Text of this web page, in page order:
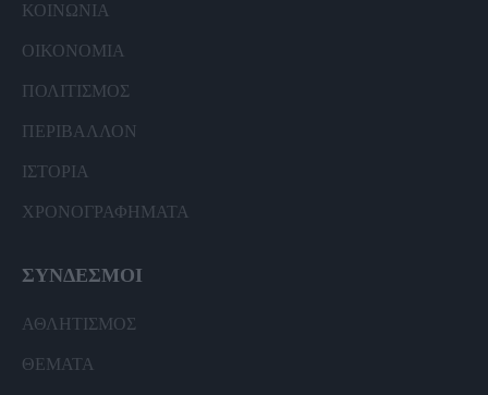
ΚΟΙΝΩΝΙΑ
ΟΙΚΟΝΟΜΙΑ
ΠΟΛΙΤΙΣΜΟΣ
ΠΕΡΙΒΑΛΛΟΝ
ΙΣΤΟΡΙΑ
ΧΡΟΝΟΓΡΑΦΗΜΑΤΑ
ΣΥΝΔΕΣΜΟΙ
ΑΘΛΗΤΙΣΜΟΣ
ΘΕΜΑΤΑ